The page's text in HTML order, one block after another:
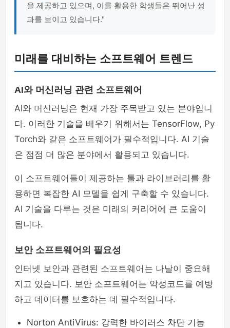
을 제공하고 있으며, 이를 활용한 학생들은 뛰어난 성
과를 보이고 있습니다."
미래를 대비하는 소프트웨어 트렌드
AI와 머신러닝 관련 소프트웨어
AI와 머신러닝은 현재 가장 주목받고 있는 분야입니
다. 이러한 기술을 배우기 위해서는 TensorFlow, Py
Torch와 같은 소프트웨어가 필수적입니다. AI 기술
은 점점 더 많은 분야에서 활용되고 있습니다.
이 소프트웨어들이 제공하는 툴과 라이브러리를 활
용하면 복잡한 AI 모델을 쉽게 구축할 수 있습니다.
AI 기술을 다루는 것은 미래의 커리어에 큰 도움이
됩니다.
보안 소프트웨어의 필요성
인터넷 보안과 관련된 소프트웨어는 나날이 중요해
지고 있습니다. 보안 소프트웨어는 악성코드를 예방
하고 데이터를 보호하는 데 필수적입니다.
Norton AntiVirus: 강력한 바이러스 차단 기능